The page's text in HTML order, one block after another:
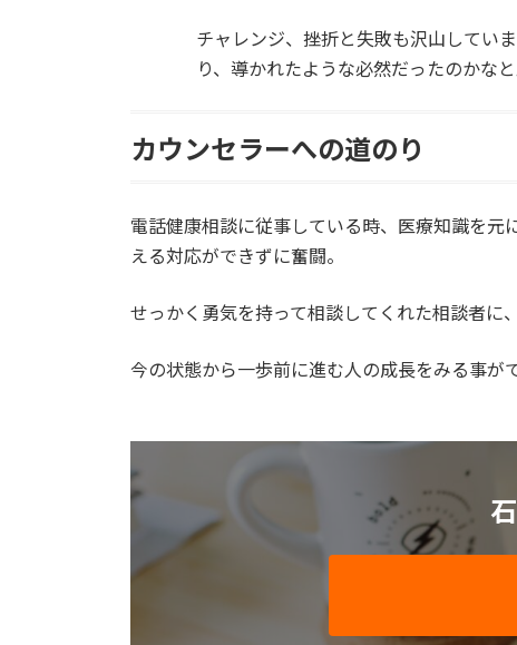
チャレンジ、挫折と失敗も沢山してい
り、導かれたような必然だったのかなと
カウンセラーへの道のり
電話健康相談に従事している時、医療知識を
える対応ができずに奮闘。
せっかく勇気を持って相談してくれた相談者に
今の状態から一歩前に進む人の成長をみる事が